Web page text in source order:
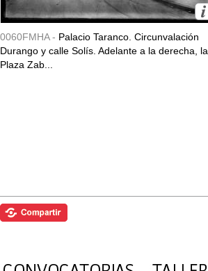
0060FMHA - Palacio Taranco. Circunvalación
Durango y calle Solís. Adelante a la derecha, la
Plaza Zab...